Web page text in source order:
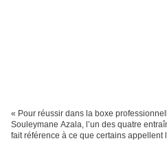
« Pour réussir dans la boxe
Souleymane Azala, l’un des quatre
fait référence à ce que certains appellent